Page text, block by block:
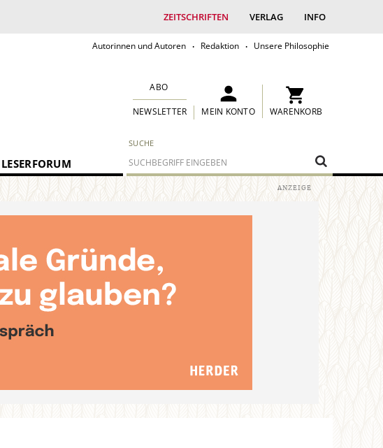
ZEITSCHRIFTEN VERLAG INFO
Autorinnen und Autoren Redaktion Unsere Philosophie
SUCHE
ABO
NEWSLETTER MEIN KONTO WARENKORB
LESERFORUM